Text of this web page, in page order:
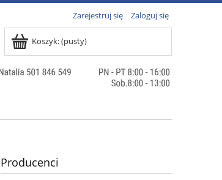
Zarejestruj się Zaloguj się
Koszyk:(pusty)
Producenci